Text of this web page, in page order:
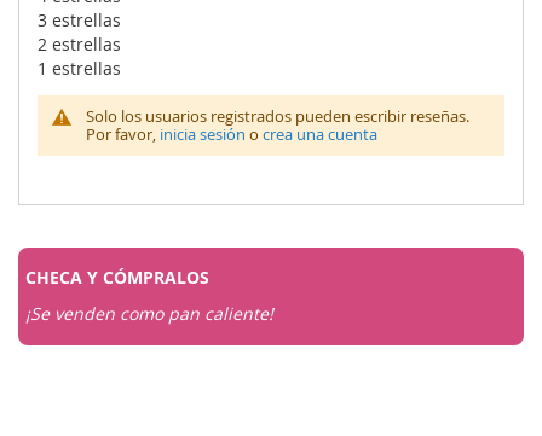
3 estrellas
2 estrellas
1 estrellas
Solo los usuarios registrados pueden escribir reseñas.
Por favor, inicia sesión o crea una cuenta
CHECA Y CÓMPRALOS
¡Se venden como pan caliente!